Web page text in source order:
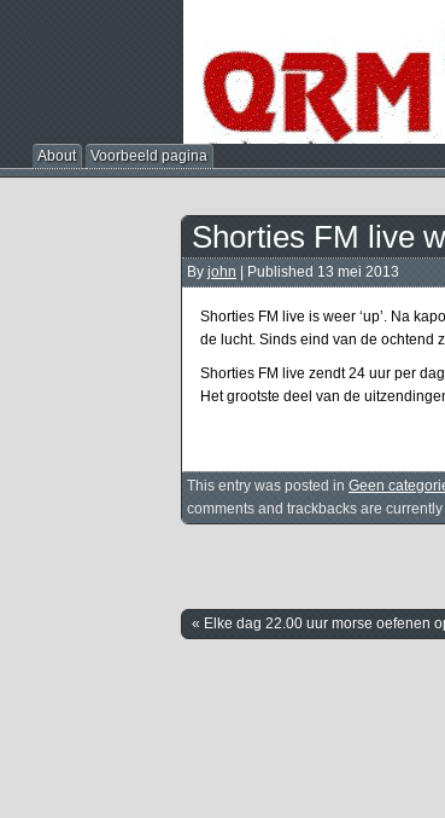
About Voorbeeld pagina
Shorties FM live
By john Published 13 mei 2013
Shorties FM live is weer ‘up’. Na
de lucht. Sinds eind van de ochtend
Shorties FM live zendt 24 uur per
Het grootste deel van de
This entry was posted in Geen
comments and trackbacks are
« Elke dag 22.00 uur morse oefenen